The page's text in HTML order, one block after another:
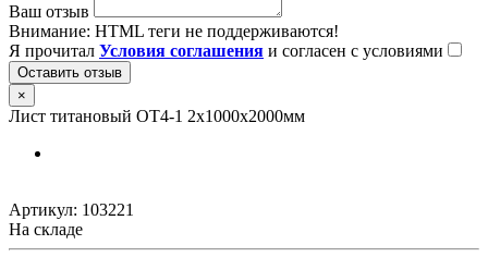
Ваш отзыв
Внимание: HTML теги не поддерживаются!
Я прочитал Условия соглашения и согласен с условиями
Оставить отзыв
×
Лист титановый ОТ4-1 2х1000х2000мм
Артикул: 103221
На складе